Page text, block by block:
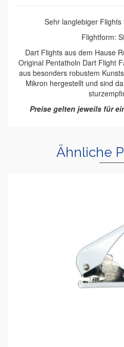
Sehr langlebiger
Flightform:
Dart Flights aus dem Hause
Original Pentatholn Dart Flight
aus besonders robustem
Mikron hergestellt und sind
Preise gelten jeweils für
Ähnliche